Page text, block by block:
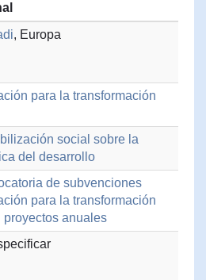
, Europa
para la transformación
social sobre la
del desarrollo
de subvenciones
para la transformación
proyectos anuales